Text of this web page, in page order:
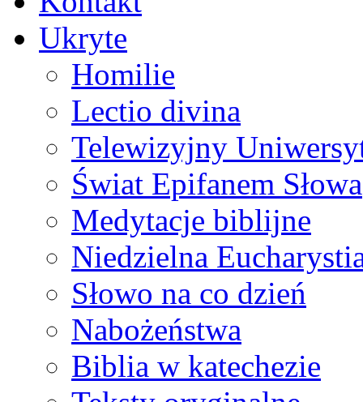
Ukryte
Homilie
Lectio divina
Telewizyjny
Świat Epifanem Słowa
Medytacje biblijne
Niedzielna
Słowo na co dzień
Nabożeństwa
Biblia w katechezie